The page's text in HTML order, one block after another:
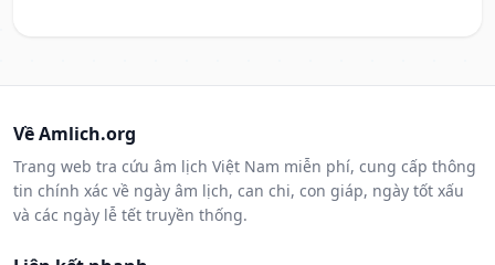
Về Amlich.org
Trang web tra cứu âm lịch Việt Nam miễn phí, cung cấp thông
tin chính xác về ngày âm lịch, can chi, con giáp, ngày tốt xấu
và các ngày lễ tết truyền thống.